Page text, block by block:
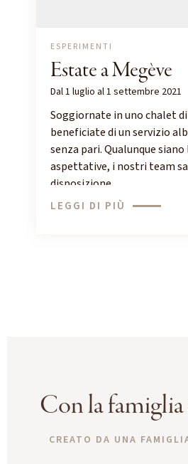
ESPERIMENTI
Estate a Megève
Dal 1 luglio al 1 settembre 2021
Soggiornate in uno chalet
beneficiate di un servizio
senza pari. Qualunque siano
aspettative, i nostri team
disposizione.
LEGGI DI PIÙ
Con la
CREATO DA UNA